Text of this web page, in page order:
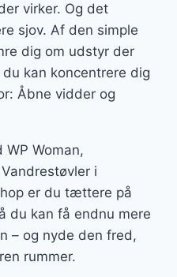
virker. Og det
sjov. Af den simple
dig om udstyr der
kan koncentrere dig
Åbne vidder og
WP Woman,
i
er du tættere på
du kan få endnu mere
– og nyde den fred,
rummer.